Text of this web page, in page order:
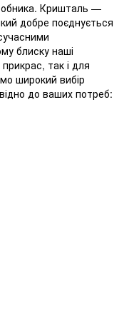
Кришталь —
добре поєднується
блиску наші
так і для
широкий вибір
до ваших потреб: